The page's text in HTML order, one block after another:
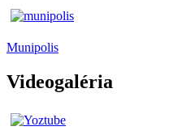
Munipolis
Videogaléria